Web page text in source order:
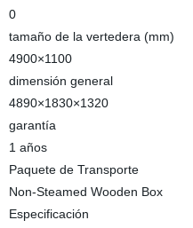
0
tamaño de la vertedera (mm)
4900×1100
dimensión general
4890×1830×1320
garantía
1 años
Paquete de Transporte
Non-Steamed Wooden Box
Especificación